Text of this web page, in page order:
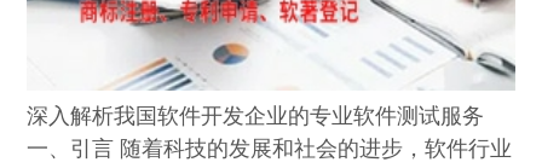
深入解析我国软件开发企业的专业软件测试服务
一、引言 随着科技的发展和社会的进步，软件行业